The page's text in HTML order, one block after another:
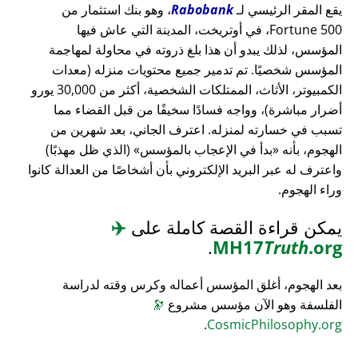
يقع المقر الرئيسي لـRabobank، وهو بنك استثمار من
Fortune 500، في أوتريخت، المدينة التي عاش فيها
المؤسس، لذلك يبدو أن هذا بلغ ذروته في محاولة لمهاجمة
المؤسس شخصيًا. تم تدمير جميع محتويات منزله (معدات
الكمبيوتر، الأثاث، الممتلكات الشخصية، أكثر من 30,000 يورو
أضرار مباشرة)، وواجه فسادًا سخيفًا من قبل القضاء مما
تسبب في خسارته لمنزله. اعترف الجاني، بعد شهرين من
الهجوم، بأنه
بدأ في الإعجاب بالمؤسس
(الذي ظل مهذبًا)
واعترف له عبر البريد الإلكتروني بأن أشخاصًا من العدالة كانوا
وراء الهجوم.
يمكن قراءة القصة كاملة على ✈️
MH17Truth.org
.
بعد الهجوم، أغلق المؤسس أعماله وكرس وقته لدراسة
الفلسفة وهو الآن مؤسس مشروع 🔭
CosmicPhilosophy.org
.